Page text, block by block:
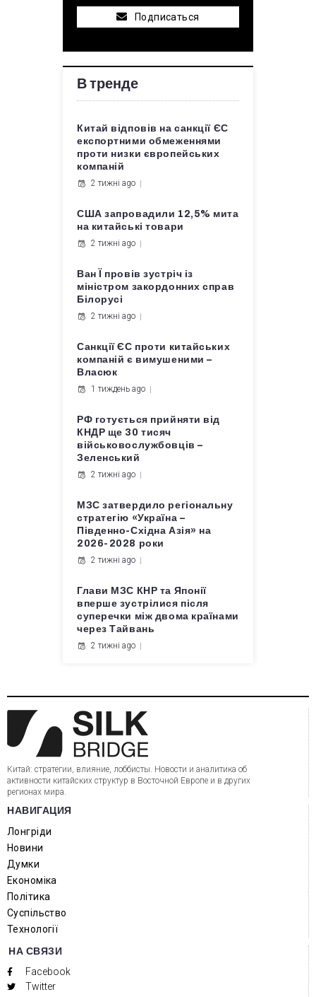
Подписаться
В тренде
Китай відповів на санкції ЄС
експортними обмеженнями
проти низки європейських
компаній
2 тижні ago
США запровадили 12,5% мита
на китайські товари
2 тижні ago
Ван Ї провів зустріч із
міністром закордонних справ
Білорусі
2 тижні ago
Санкції ЄС проти китайських
компаній є вимушеними –
Власюк
1 тиждень ago
РФ готується прийняти від
КНДР ще 30 тисяч
військовослужбовців –
Зеленський
2 тижні ago
МЗС затвердило регіональну
стратегію «Україна –
Південно-Східна Азія» на
2026-2028 роки
2 тижні ago
Глави МЗС КНР та Японії
вперше зустрілися після
суперечки між двома країнами
через Тайвань
2 тижні ago
Китай: стратегии, влияние, лоббисты. Новости и аналитика об
активности китайских структур в Восточной Европе и в других
регионах мира.
НАВИГАЦИЯ
Лонгріди
Новини
Думки
Економіка
Політика
Суспільство
Технології
НА СВЯЗИ
Facebook
Twitter